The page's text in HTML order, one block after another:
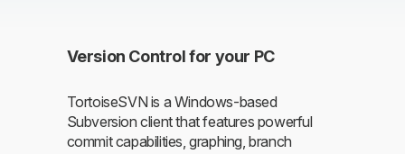
Version Control for your PC
TortoiseSVN is a Windows-based
Subversion client that features powerful
commit capabilities, graphing, branch